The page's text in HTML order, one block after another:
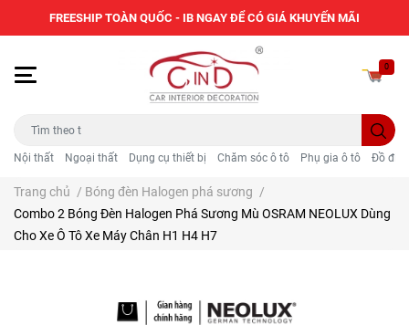
Nội thất Ngoại thất Dụng cụ thiết bị Chăm sóc ô tô Phụ gia ô tô Đồ
0
Trang chủ / Bóng đèn Halogen phá sương /
Combo 2 Bóng Đèn Halogen Phá Sương Mù OSRAM NEOLUX Dùng
Cho Xe Ô Tô Xe Máy Chân H1 H4 H7
FREESHIP TOÀN QUỐC - IB NGAY ĐỂ CÓ GIÁ KHUYẾN MÃI